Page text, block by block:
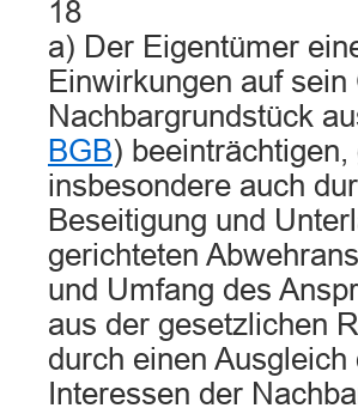
18
a) Der Eigentümer
Einwirkungen auf
Nachbargrundstück
BGB)
insbesondere auch
Beseitigung und
gerichteten
und Umfang des
aus der gesetzlichen
durch einen
Interessen der